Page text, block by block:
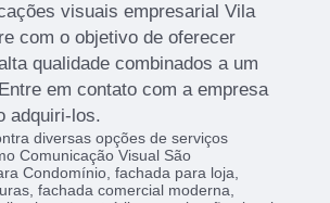
visuais empresarial Vila
com o objetivo de oferecer
qualidade combinados a um
em contato com a empresa
adquiri-los.
diversas opções de serviços
Comunicação Visual São
Condomínio, fachada para loja,
fachada comercial moderna,